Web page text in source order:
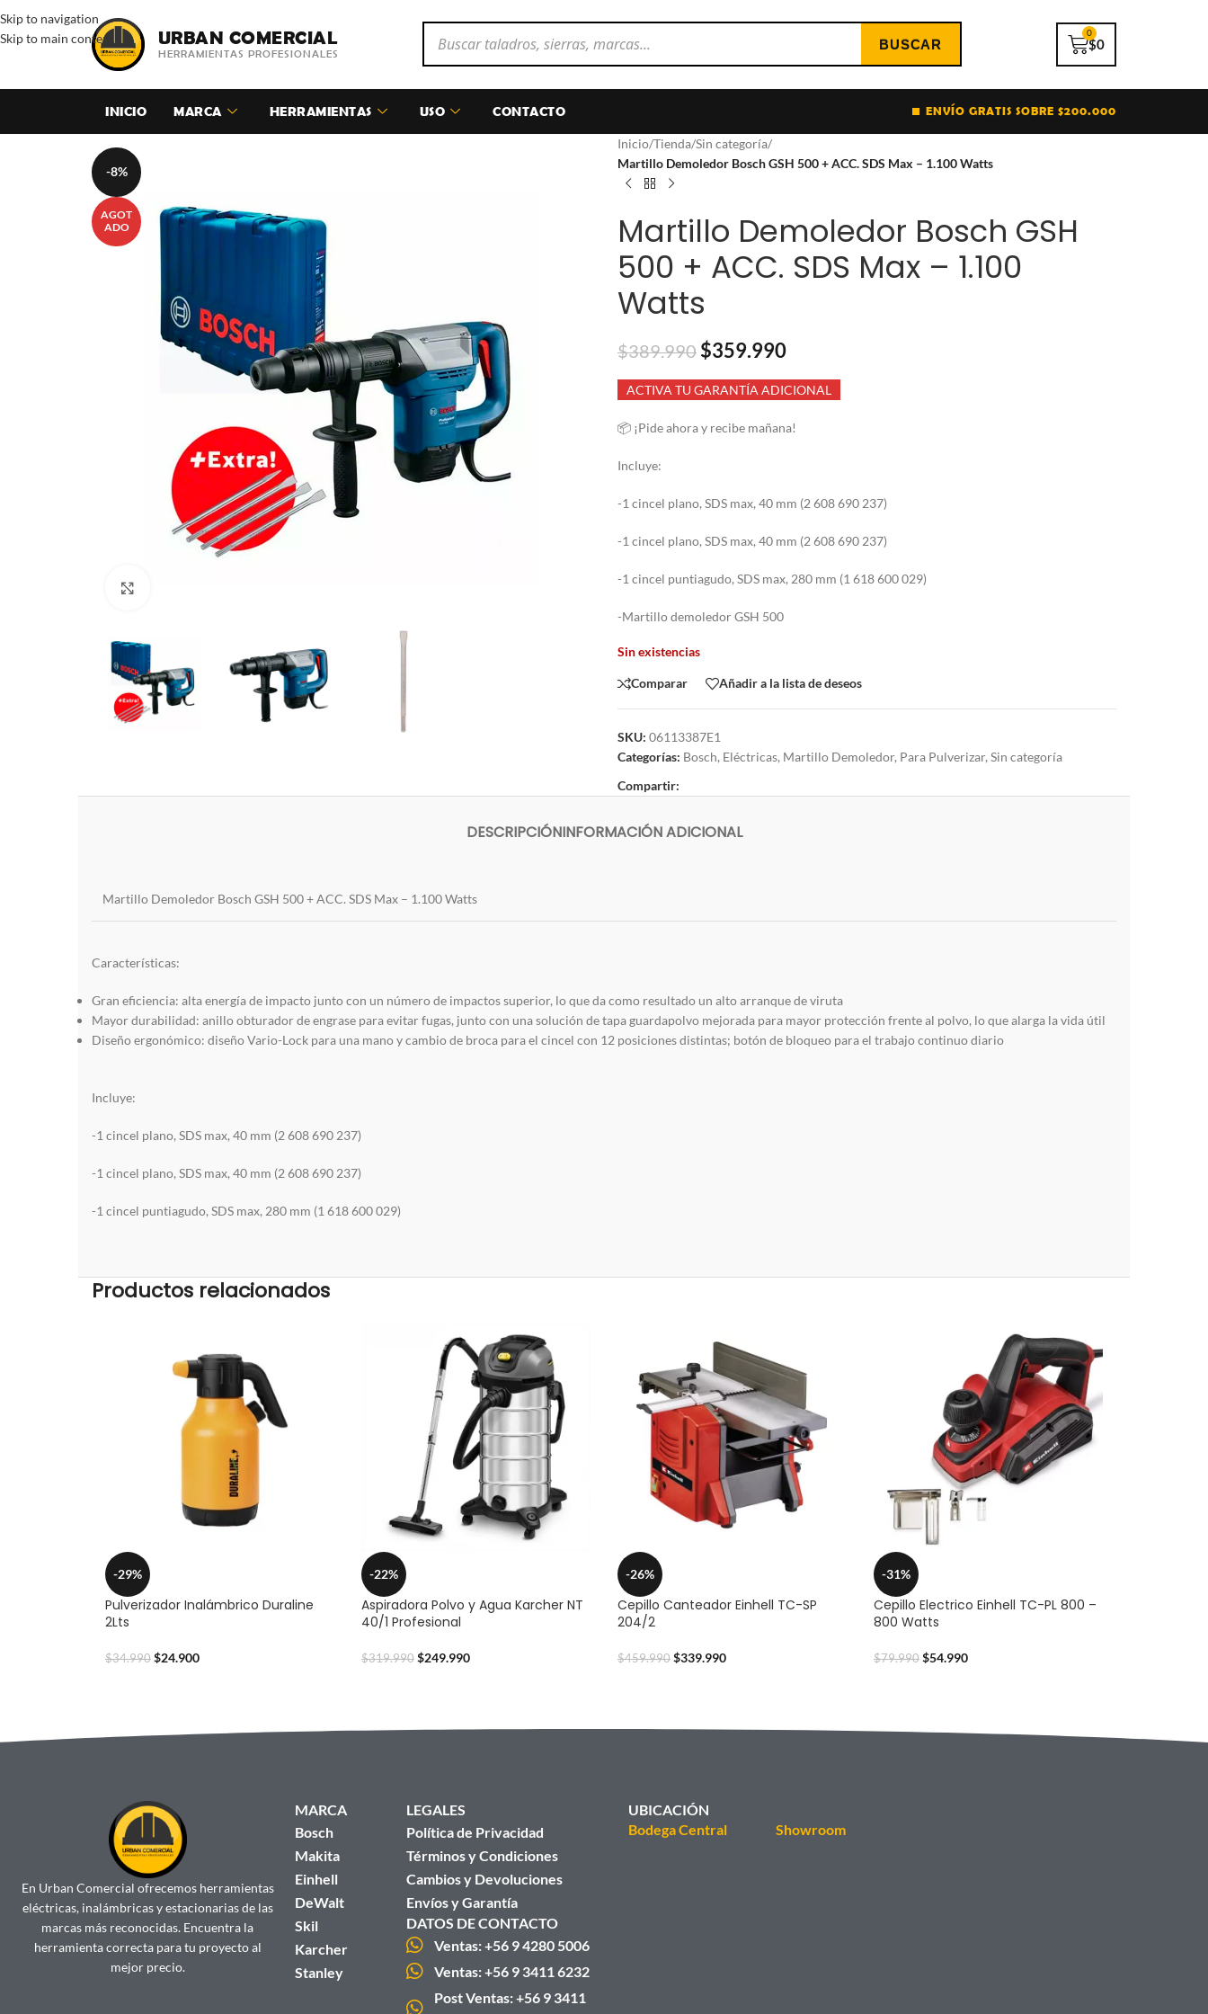
Skip to navigation
Skip to main content
URBAN COMERCIAL
HERRAMIENTAS PROFESIONALES
$0
0
INICIO MARCA HERRAMIENTAS USO CONTACTO ENVÍO GRATIS SOBRE $200.000
-8%
AGOT
ADO
Inicio/Tienda/Sin categoría/
Martillo Demoledor Bosch GSH 500 + ACC. SDS Max – 1.100 Watts
Martillo Demoledor Bosch GSH
500 + ACC. SDS Max – 1.100
Watts
$389.990 $359.990
ACTIVA TU GARANTÍA ADICIONAL
📦 ¡Pide ahora y recibe mañana!
Incluye:
-1 cincel plano, SDS max, 40 mm (2 608 690 237)
-1 cincel plano, SDS max, 40 mm (2 608 690 237)
-1 cincel puntiagudo, SDS max, 280 mm (1 618 600 029)
-Martillo demoledor GSH 500
Sin existencias
Comparar Añadir a la lista de deseos
SKU: 06113387E1
Categorías: Bosch, Eléctricas, Martillo Demoledor, Para Pulverizar, Sin categoría
Compartir:
DESCRIPCIÓNINFORMACIÓN ADICIONAL
Martillo Demoledor Bosch GSH 500 + ACC. SDS Max – 1.100 Watts
Características:
Gran eficiencia: alta energía de impacto junto con un número de impactos superior, lo que da como resultado un alto arranque de viruta
Mayor durabilidad: anillo obturador de engrase para evitar fugas, junto con una solución de tapa guardapolvo mejorada para mayor protección frente al polvo, lo que alarga la vida útil
Diseño ergonómico: diseño Vario-Lock para una mano y cambio de broca para el cincel con 12 posiciones distintas; botón de bloqueo para el trabajo continuo diario
Incluye:
-1 cincel plano, SDS max, 40 mm (2 608 690 237)
-1 cincel plano, SDS max, 40 mm (2 608 690 237)
-1 cincel puntiagudo, SDS max, 280 mm (1 618 600 029)
Productos relacionados
-29%
Pulverizador Inalámbrico Duraline
2Lts
$34.990 $24.900
-22%
Aspiradora Polvo y Agua Karcher NT
40/1 Profesional
$319.990 $249.990
-26%
Cepillo Canteador Einhell TC-SP
204/2
$459.990 $339.990
-31%
Cepillo Electrico Einhell TC-PL 800 –
800 Watts
$79.990 $54.990
En Urban Comercial ofrecemos herramientas
eléctricas, inalámbricas y estacionarias de las
marcas más reconocidas. Encuentra la
herramienta correcta para tu proyecto al
mejor precio.
MARCA
Bosch
Makita
Einhell
DeWalt
Skil
Karcher
Stanley
LEGALES
Política de Privacidad
Términos y Condiciones
Cambios y Devoluciones
Envíos y Garantía
DATOS DE CONTACTO
Ventas: +56 9 4280 5006
Ventas: +56 9 3411 6232
Post Ventas: +56 9 3411
UBICACIÓN
Bodega Central
Showroom